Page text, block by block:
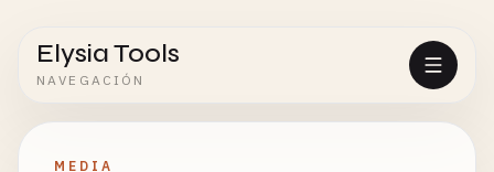
Elysia Tools
NAVEGACIÓN
MEDIA